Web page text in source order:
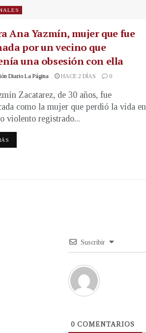
Ana Yazmín, mujer que fue
por un vecino que
una obsesión con ella
Diario La Página HACE 2 DÍAS 0
Zacatarez, de 30 años, fue
como la mujer que perdió la vida en
violento registrado...
Suscribir
0 COMENTARIOS